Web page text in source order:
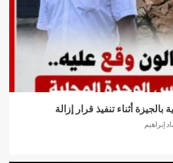
أثناء تنفيذ قرار إزالة
إبراهيم